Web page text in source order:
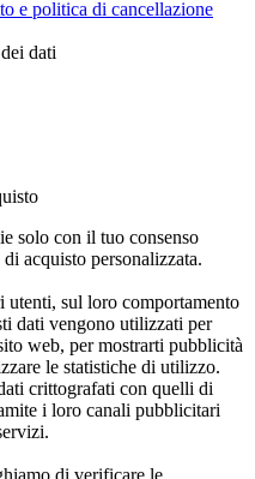
e politica di cancellazione
dati
solo con il tuo consenso
acquisto personalizzata.
utenti, sul loro comportamento
dati vengono utilizzati per
web, per mostrarti pubblicità
le statistiche di utilizzo.
crittografati con quelli di
i loro canali pubblicitari